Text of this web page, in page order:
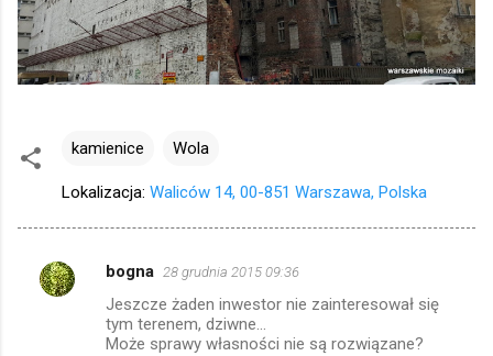
kamienice Wola
Lokalizacja: Waliców 14, 00-851 Warszawa, Polska
K
bogna 28 grudnia 2015 09:36
Jeszcze żaden inwestor nie zainteresował się
tym terenem, dziwne...
Może sprawy własności nie są rozwiązane?